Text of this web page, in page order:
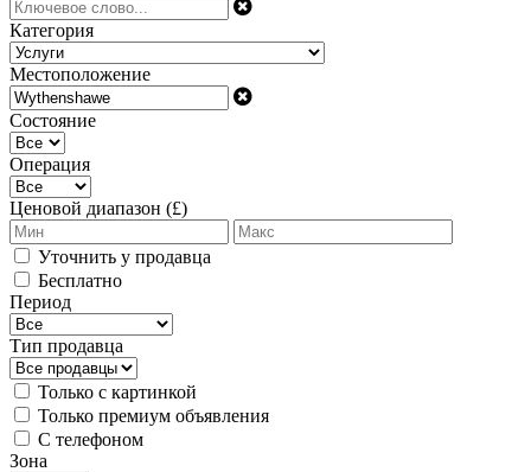
Категория
Местоположение
Состояние
Операция
Ценовой диапазон (£)
Уточнить у продавца
Бесплатно
Период
Тип продавца
Только с картинкой
Только премиум объявления
С телефоном
Зона